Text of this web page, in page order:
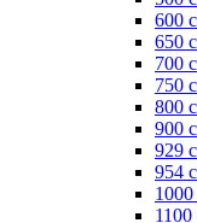
600
650
700
750
800
900
929
954
1100